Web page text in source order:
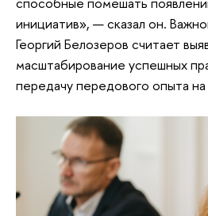
инициатив», — сказал он.
Георгий Белозеров считает
масштабирование успешных
передачу передового опыта